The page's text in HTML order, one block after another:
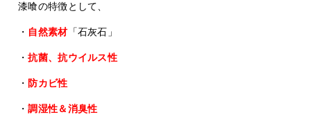
漆喰の特徴として、
・ 自然素材「石灰石」
・抗菌、抗ウイルス性
・ 防カビ性
・調湿性＆消臭性